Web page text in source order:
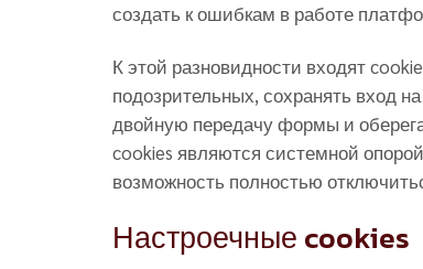
создать к ошибкам в работе
К этой разновидности входят
подозрительных, сохранять вход
двойную передачу формы и
cookies являются системной
возможность полностью
Настроечные cookies